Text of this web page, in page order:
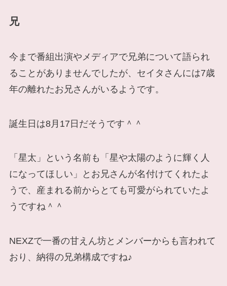
兄
今まで番組出演やメディアで兄弟について語られ
ることがありませんでしたが、セイタさんには7歳
年の離れたお兄さんがいるようです。
誕生日は8月17日だそうです＾＾
「星太」という名前も「星や太陽のように輝く人
になってほしい」とお兄さんが名付けてくれたよ
うで、産まれる前からとても可愛がられていたよ
うですね＾＾
NEXZで一番の甘えん坊とメンバーからも言われて
おり、納得の兄弟構成ですね♪